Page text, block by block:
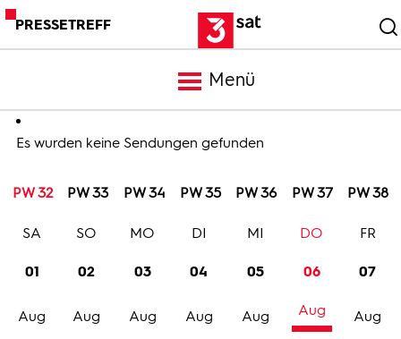
PRESSETREFF
Menü
Meldungen
Programm
Trailer
Es wurden keine Sendungen gefunden
PW 32 PW 33 PW 34 PW 35 PW 36 PW 37 PW 38
01
Aug
SA
02
Aug
SO
03
Aug
MO
04
Aug
DI
05
Aug
MI
06
Aug
DO
07
Aug
FR